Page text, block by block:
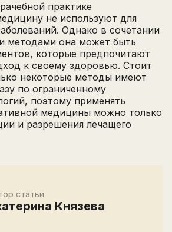
практике
не используют для
Однако в сочетании
методами она может быть
которые предпочитают
к своему здоровью. Стоит
некоторые методы имеют
по ограниченному
поэтому применять
медицины можно только
и разрешения лечащего
статьи
Князева